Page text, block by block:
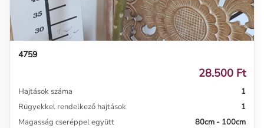
4759
28.500 Ft
Hajtások száma
1
Rügyekkel rendelkező hajtások
1
Magasság cseréppel együtt
80cm - 100cm